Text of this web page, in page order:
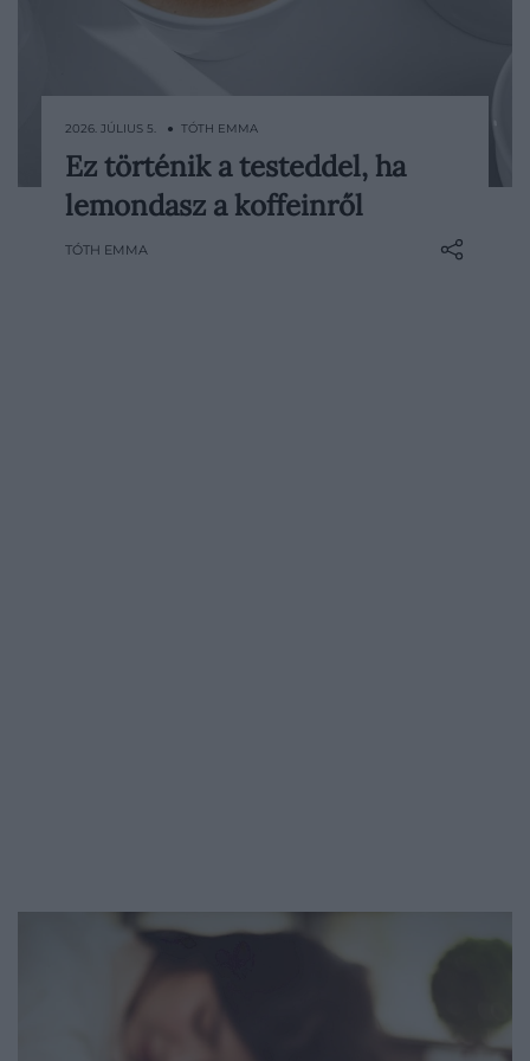
Reggeli kávé, délutáni tea, energiaital
vagy kóla – a koffein a legtöbbünk
életének természetes része. Bár sok
2026. JÚLIUS 5. ● TÓTH EMMA
Ez történik a testeddel, ha
lemondasz a koffeinről
TÓTH EMMA